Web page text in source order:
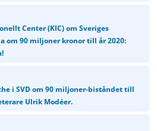
Center (KIC) om Sveriges
om 90 miljoner kronor till år 2020:
i SVD om 90 miljoner-biståndet till
Ulrik Modéer.